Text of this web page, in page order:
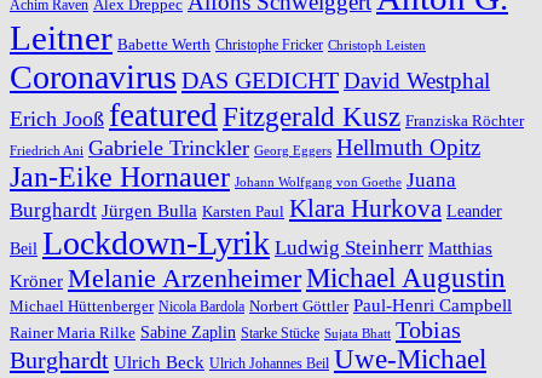
Achim Raven Alex Dreppec
Leitner Babette Werth Christophe Fricker Christoph Leisten
Coronavirus DAS GEDICHTDavid Westphal
Erich Jooß featuredFitzgerald Kusz Franziska Röchter
Friedrich Ani Gabriele Trinckler Georg Eggers Hellmuth Opitz
Jan-Eike Hornauer Johann Wolfgang von Goethe Juana
Burghardt Jürgen Bulla Karsten Paul Klara Hurkova Leander
Beil Lockdown-Lyrik Ludwig Steinherr Matthias
Kröner Melanie ArzenheimerMichael Augustin
Michael Hüttenberger Nicola Bardola Norbert Göttler Paul-Henri Campbell
Rainer Maria Rilke Sabine Zaplin Starke Stücke Sujata Bhatt Tobias
Burghardt Ulrich Beck Ulrich Johannes Beil Uwe-Michael